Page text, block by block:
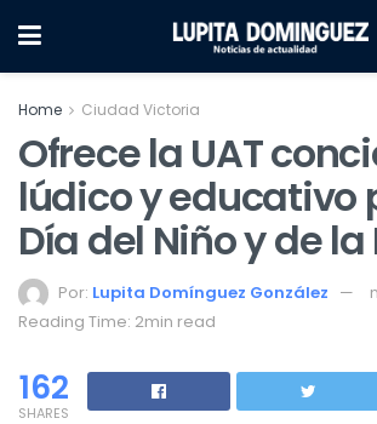
Home Ciudad Victoria
Ofrece la UAT
lúdico y educativo
Día del Niño y de la
Por: Lupita Domínguez González
Reading Time: 2min read
162
SHARES